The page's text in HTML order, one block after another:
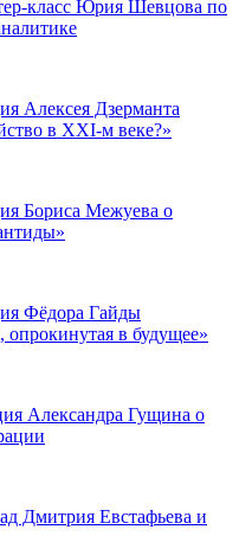
класс Юрия Шевцова по
Алексея Дзерманта
в XXI-м веке?»
Бориса Межуева о
Фёдора Гайды
опрокинутая в будущее»
Александра Гущина о
Дмитрия Евстафьева и